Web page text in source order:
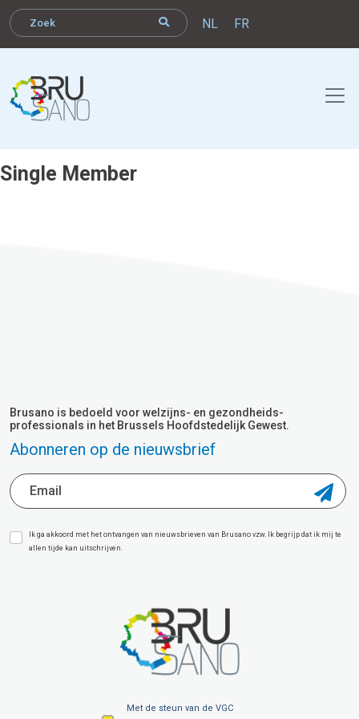
NL FR
Single Member
Brusano is bedoeld voor welzijns- en gezondheids-
professionals in het Brussels Hoofdstedelijk Gewest.
Abonneren op de nieuwsbrief
Ik ga akkoord met het ontvangen van nieuwsbrieven van Brusano vzw. Ik begrijp dat ik mij te
allen tijde kan uitschrijven.
Met de steun van de VGC